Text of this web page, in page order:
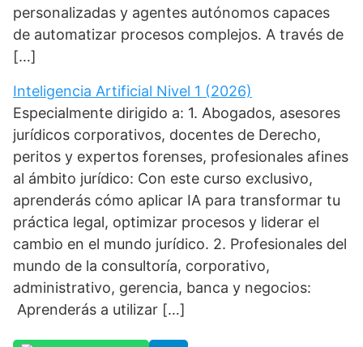
personalizadas y agentes autónomos capaces
de automatizar procesos complejos. A través de
[…]
Inteligencia Artificial Nivel 1 (2026)
Especialmente dirigido a: 1. Abogados, asesores
jurídicos corporativos, docentes de Derecho,
peritos y expertos forenses, profesionales afines
al ámbito jurídico: Con este curso exclusivo,
aprenderás cómo aplicar IA para transformar tu
práctica legal, optimizar procesos y liderar el
cambio en el mundo jurídico. 2. Profesionales del
mundo de la consultoría, corporativo,
administrativo, gerencia, banca y negocios:
Aprenderás a utilizar […]